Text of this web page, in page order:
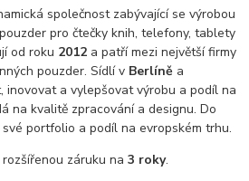
společnost zabývající se výrobou
pro čtečky knih, telefony, tablety
od roku 2012 a patří mezi největší firmy
pouzder. Sídlí v Berlíně a
inovovat a vylepšovat výrobu a podíl na
na kvalitě zpracování a designu. Do
portfolio a podíl na evropském trhu.
záruku na3 roky.